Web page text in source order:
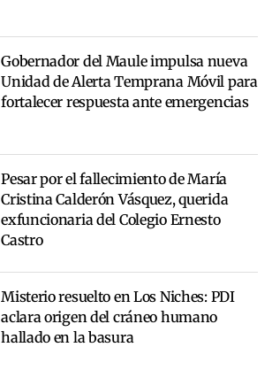
Gobernador del Maule impulsa nueva
Unidad de Alerta Temprana Móvil para
fortalecer respuesta ante emergencias
Pesar por el fallecimiento de María
Cristina Calderón Vásquez, querida
exfuncionaria del Colegio Ernesto
Castro
Misterio resuelto en Los Niches: PDI
aclara origen del cráneo humano
hallado en la basura